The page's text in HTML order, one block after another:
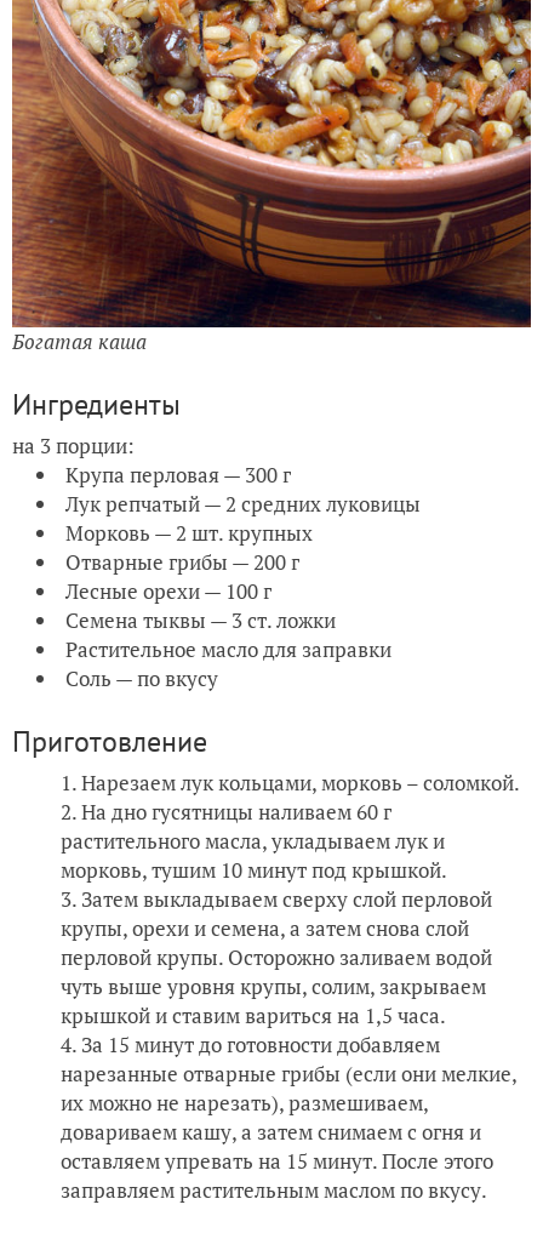
Богатая каша
Ингредиенты
на 3 порции:
Крупа перловая — 300 г
Лук репчатый — 2 средних луковицы
Морковь — 2 шт. крупных
Отварные грибы — 200 г
Лесные орехи — 100 г
Семена тыквы — 3 ст. ложки
Растительное масло для заправки
Соль — по вкусу
Приготовление
Нарезаем лук кольцами, морковь – соломкой.
На дно гусятницы наливаем 60 г
растительного масла, укладываем лук и
морковь, тушим 10 минут под крышкой.
Затем выкладываем сверху слой перловой
крупы, орехи и семена, а затем снова слой
перловой крупы. Осторожно заливаем водой
чуть выше уровня крупы, солим, закрываем
крышкой и ставим вариться на 1,5 часа.
За 15 минут до готовности добавляем
нарезанные отварные грибы (если они мелкие,
их можно не нарезать), размешиваем,
довариваем кашу, а затем снимаем с огня и
оставляем упревать на 15 минут. После этого
заправляем растительным маслом по вкусу.